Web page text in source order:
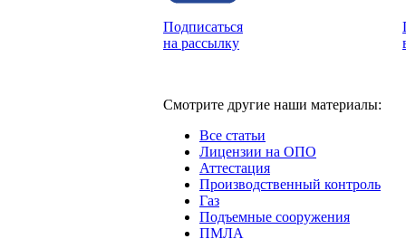
Подписаться
на рассылку
Смотрите другие наши материалы:
Все статьи
Лицензии на ОПО
Аттестация
Производственный контроль
Газ
Подъемные сооружения
ПМЛА